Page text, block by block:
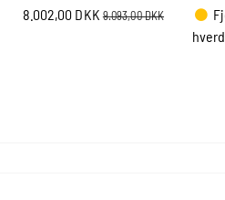
8.002,00 DKK 9.093,00 DKK